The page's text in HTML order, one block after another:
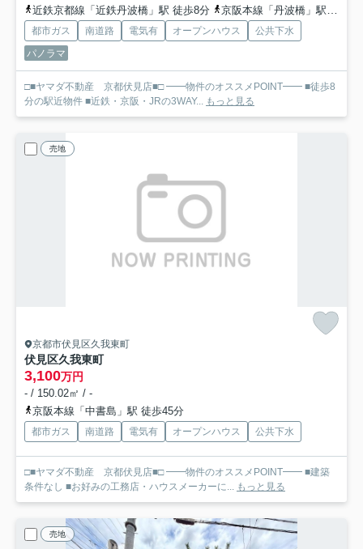
近鉄京都線「近鉄丹波橋」駅 徒歩8分
京阪本線「丹波橋」駅 徒歩6分
都市ガス 南道路 電気有 オープンハウス
公共下水
パノラマ
□■ヤマダ不動産 京都伏見店■□ ━━物件のオススメPOINT━━ ■徒歩8
分の駅近物件 ■近鉄・京阪・JRの3WAY... もっと見る
売地
京都市伏見区久我東町
伏見区久我東町
3,100万円
- / 150.02㎡ / -
京阪本線「中書島」駅 徒歩45分
都市ガス 南道路 電気有 オープンハウス 公共下水
□■ヤマダ不動産 京都伏見店■□ ━━物件のオススメPOINT━━ ■建築
条件なし ■お好みの工務店・ハウスメーカーに... もっと見る
売地